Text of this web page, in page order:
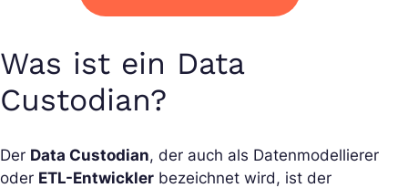
Was ist ein Data
Custodian?
Der Data Custodian, der auch als Datenmodellierer
oder ETL-Entwickler bezeichnet wird, ist der